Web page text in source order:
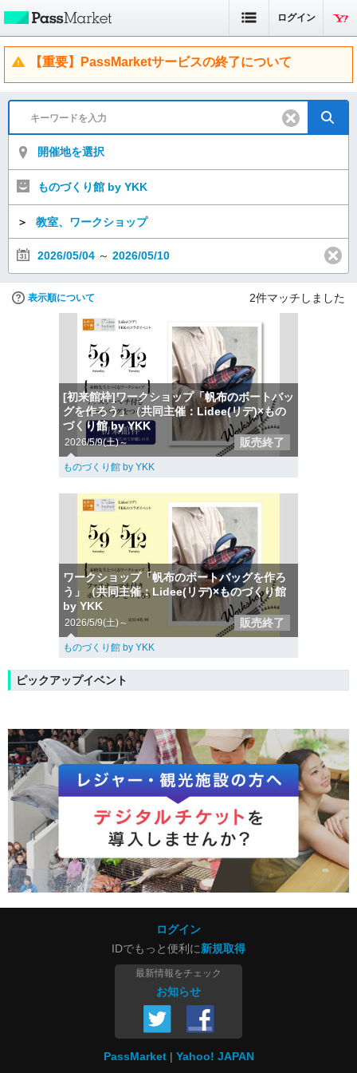
ログイン
【重要】PassMarketサービスの終了について
開催地を選択
ものづくり館 by YKK
＞ 教室、ワークショップ
2026/05/04 ～ 2026/05/10
表示順について 2件マッチしました
[初来館枠]ワークショップ「帆布のボートバッ
グを作ろう」（共同主催：Lidee(リデ)×もの
づくり館 by YKK
2026/5/9(土)～ 販売終了
ものづくり館 by YKK
ワークショップ「帆布のボートバッグを作ろ
う」（共同主催：Lidee(リデ)×ものづくり館
by YKK
2026/5/9(土)～ 販売終了
ものづくり館 by YKK
ピックアップイベント
ログイン
IDでもっと便利に新規取得
最新情報をチェック
お知らせ
PassMarket Yahoo! JAPAN